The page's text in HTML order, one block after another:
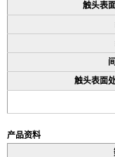
触头表
触头表面
产品资料